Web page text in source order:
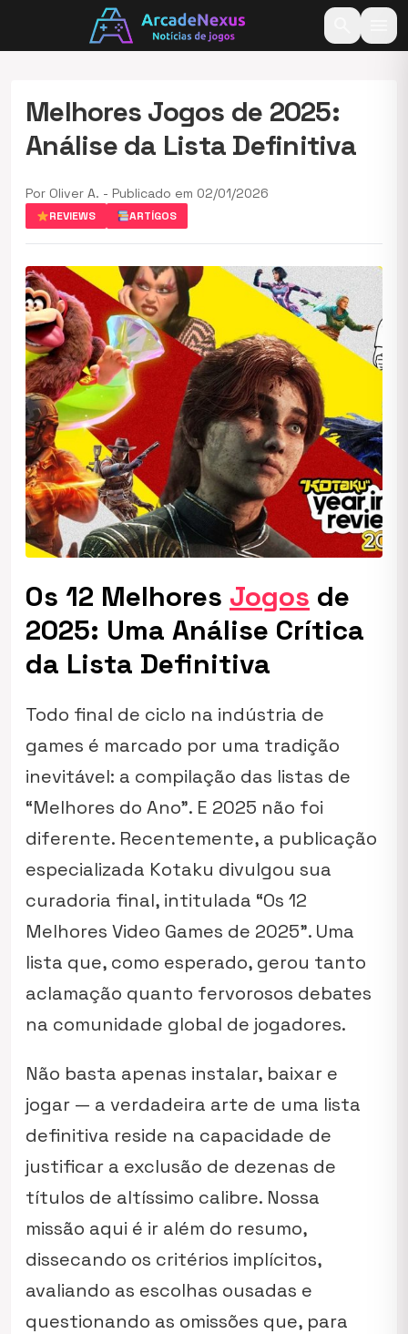
Melhores Jogos de 2025:
Análise da Lista Definitiva
Por Oliver A. - Publicado em 02/01/2026
REVIEWS ARTÍGOS
Os 12 Melhores Jogos de
2025: Uma Análise Crítica
da Lista Definitiva
Todo final de ciclo na indústria de
games é marcado por uma tradição
inevitável: a compilação das listas de
“Melhores do Ano”. E 2025 não foi
diferente. Recentemente, a publicação
especializada Kotaku divulgou sua
curadoria final, intitulada “Os 12
Melhores Video Games de 2025”. Uma
lista que, como esperado, gerou tanto
aclamação quanto fervorosos debates
na comunidade global de jogadores.
Não basta apenas instalar, baixar e
jogar — a verdadeira arte de uma lista
definitiva reside na capacidade de
justificar a exclusão de dezenas de
títulos de altíssimo calibre. Nossa
missão aqui é ir além do resumo,
dissecando os critérios implícitos,
avaliando as escolhas ousadas e
questionando as omissões que, para